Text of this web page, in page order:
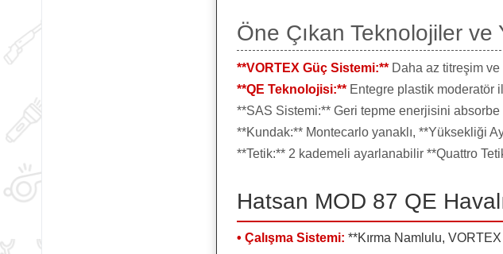
Öne Çıkan Teknolojiler ve
**VORTEX Güç Sistemi:** Daha az titreşim
**QE Teknolojisi:** Entegre plastik moderatör
**SAS Sistemi:** Geri tepme enerjisini
**Kundak:** Montecarlo yanaklı, **Yüksekliği
**Tetik:** 2 kademeli ayarlanabilir **Quattro
Hatsan MOD 87 QE
• Çalışma Sistemi: **Kırma Namlulu,